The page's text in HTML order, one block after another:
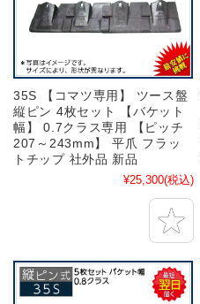
35S 【コマツ専用】 ツース盤
縦ピン 4枚セット 【バケット
幅】 0.7クラス専用 【ピッチ
207～243mm】 平爪 フラッ
トチップ 社外品 新品
¥25,300(税込)